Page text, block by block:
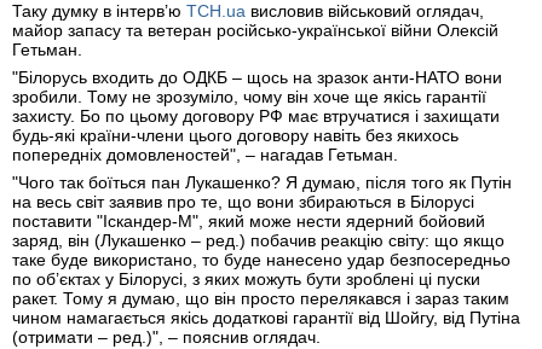
Таку думку в інтерв’ю ТСН.ua висловив військовий оглядач,
майор запасу та ветеран російсько-української війни Олексій
Гетьман.
"Білорусь входить до ОДКБ – щось на зразок анти-НАТО вони
зробили. Тому не зрозуміло, чому він хоче ще якісь гарантії
захисту. Бо по цьому договору РФ має втручатися і захищати
будь-які країни-члени цього договору навіть без якихось
попередніх домовленостей", – нагадав Гетьман.
"Чого так боїться пан Лукашенко? Я думаю, після того як Путін
на весь світ заявив про те, що вони збираються в Білорусі
поставити "Іскандер-М", який може нести ядерний бойовий
заряд, він (Лукашенко – ред.) побачив реакцію світу: що якщо
таке буде використано, то буде нанесено удар безпосередньо
по об’єктах у Білорусі, з яких можуть бути зроблені ці пуски
ракет. Тому я думаю, що він просто перелякався і зараз таким
чином намагається якісь додаткові гарантії від Шойгу, від Путіна
(отримати – ред.)", – пояснив оглядач.